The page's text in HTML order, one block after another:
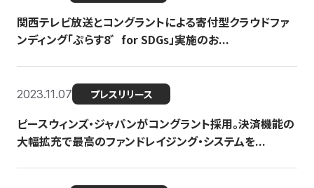
関西テレビ放送とコングラントによる寄付型クラウドファ
ンディング「ぷらす8゛for SDGs」実施のお...
2023.11.07 プレスリリース
ピースウィンズ・ジャパンがコングラント採用。決済機能の
大幅拡充で最高のファンドレイジング・システムを...